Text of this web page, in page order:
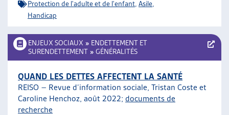
Protection de l'adulte et de l'enfant Asile
Handicap
ENJEUX SOCIAUX » ENDETTEMENT ET
SURENDETTEMENT » GÉNÉRALITÉS
QUAND LES DETTES AFFECTENT LA SANTÉ
REISO – Revue d’information sociale, Tristan Coste et
Caroline Henchoz, août 2022; documents de
recherche